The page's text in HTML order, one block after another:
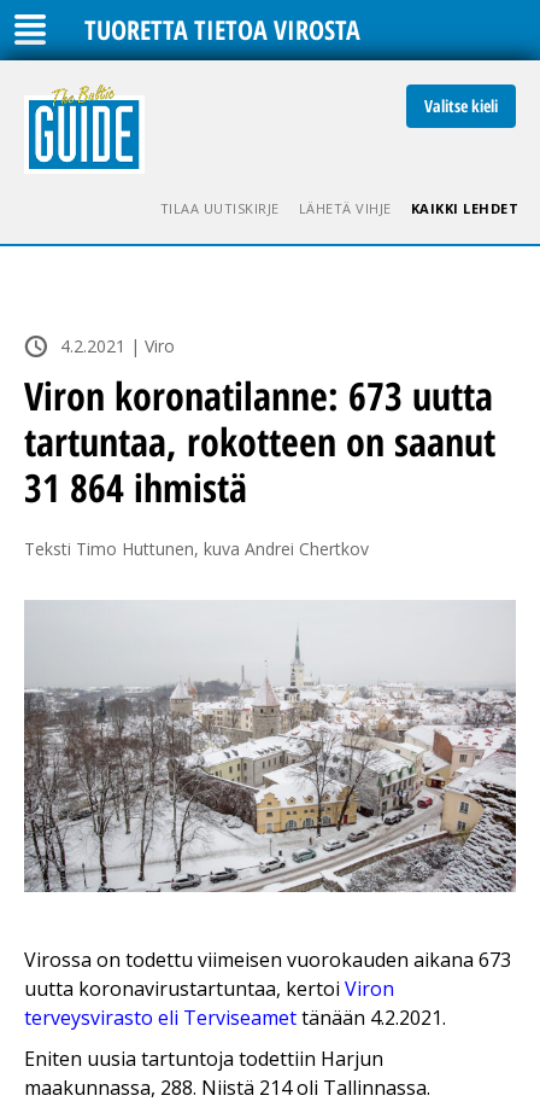
TUORETTA TIETOA VIROSTA
Valitse kieli
TILAA UUTISKIRJE LÄHETÄ VIHJE KAIKKI LEHDET
4.2.2021 | Viro
Viron koronatilanne: 673 uutta
tartuntaa, rokotteen on saanut
31 864 ihmistä
Teksti Timo Huttunen, kuva Andrei Chertkov
Virossa on todettu viimeisen vuorokauden aikana 673
uutta koronavirustartuntaa, kertoi Viron
terveysvirasto eli Terviseamettänään 4.2.2021.
Eniten uusia tartuntoja todettiin Harjun
maakunnassa, 288. Niistä 214 oli Tallinnassa.